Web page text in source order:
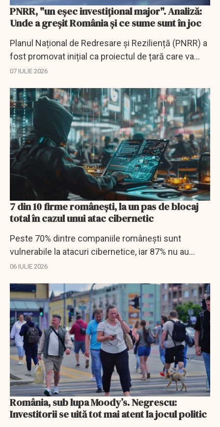
PNRR, "un eșec investițional major". Analiză:
Unde a greşit România şi ce sume sunt în joc
Planul Național de Redresare și Reziliență (PNRR) a
fost promovat inițial ca proiectul de țară care va
moderniza structural România, aducând miliarde de
07 IULIE 2026
7 din 10 firme românești, la un pas de blocaj
total în cazul unui atac cibernetic
Peste 70% dintre companiile românești sunt
vulnerabile la atacuri cibernetice, iar 87% nu au
protocoale speciale de reacție, potrivit unei analize
06 IULIE 2026
România, sub lupa Moody’s. Negrescu:
Investitorii se uită tot mai atent la jocul politic